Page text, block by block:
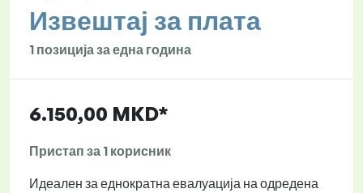
Извештај за плата
1 позиција за една година
6.150,00 MKD*
Пристап за 1 корисник
Идеален за еднократна евалуација на одредена